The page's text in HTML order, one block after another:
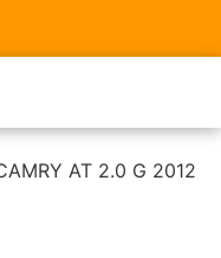
AT 2.0 G 2012